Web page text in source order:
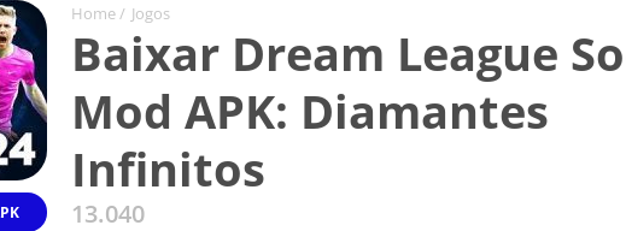
Home / Jogos
Baixar Dream League
Mod APK: Diamantes
Infinitos
13.040